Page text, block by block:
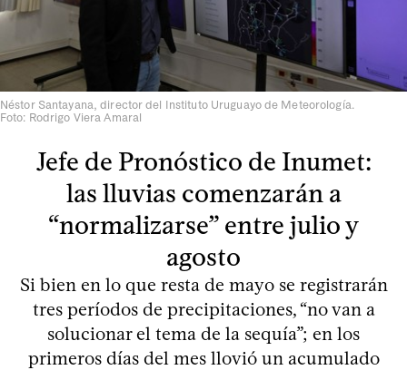
Néstor Santayana, director del Instituto Uruguayo de Meteorología.
Foto: Rodrigo Viera Amaral
Jefe de Pronóstico de Inumet:
las lluvias comenzarán a
“normalizarse” entre julio y
agosto
Si bien en lo que resta de mayo se registrarán
tres períodos de precipitaciones, “no van a
solucionar el tema de la sequía”; en los
primeros días del mes llovió un acumulado